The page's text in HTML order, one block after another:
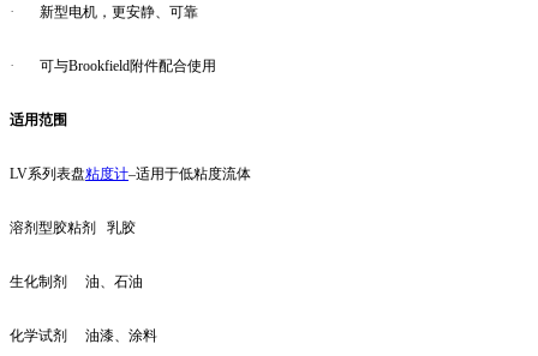
· 新型电机，更安静、可靠
· 可与Brookfield附件配合使用
适用范围
LV系列表盘粘度计–适用于低粘度流体
溶剂型胶粘剂 乳胶
生化制剂 油、石油
化学试剂 油漆、涂料